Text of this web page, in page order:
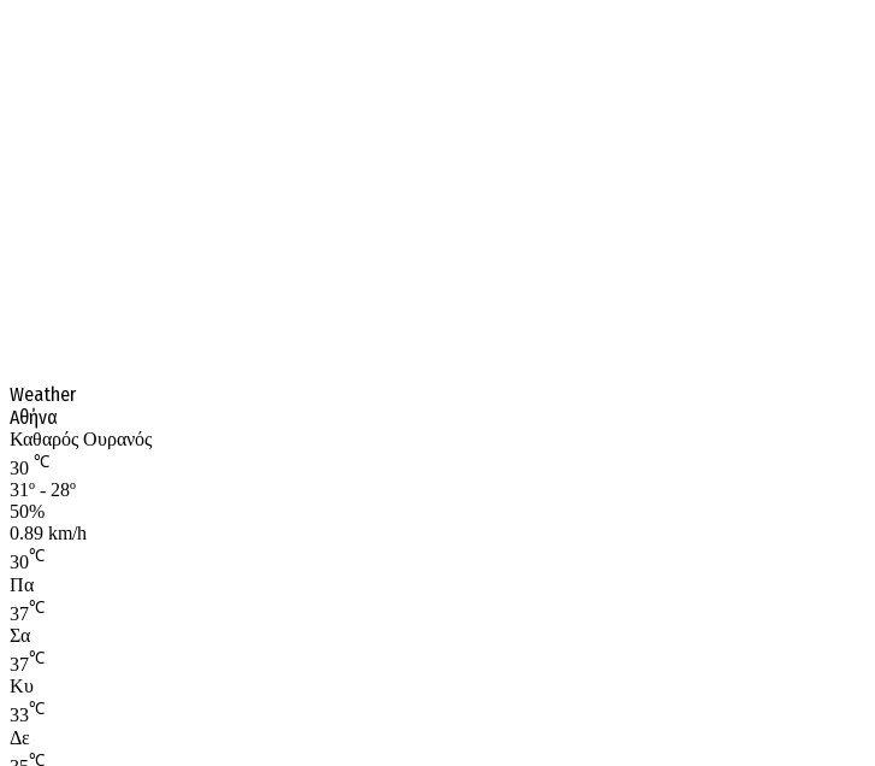
Weather
Αθήνα
Καθαρός Ουρανός
30 ℃
31º - 28º
50%
0.89 km/h
30℃
Πα
37℃
Σα
37℃
Κυ
33℃
Δε
℃